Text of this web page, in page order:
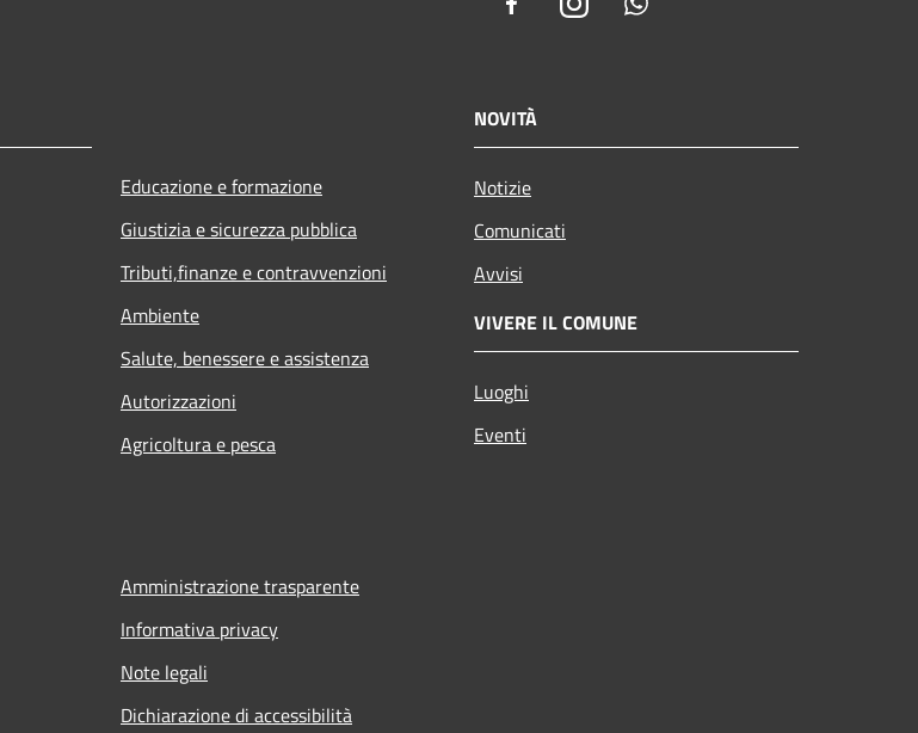
Educazione e formazione
Giustizia e sicurezza pubblica
Tributi,finanze e contravvenzioni
Ambiente
Salute, benessere e assistenza
Autorizzazioni
Agricoltura e pesca
NOVITÀ
Notizie
Comunicati
Avvisi
VIVERE IL COMUNE
Luoghi
Eventi
Amministrazione trasparente
Informativa privacy
Note legali
Dichiarazione di accessibilità